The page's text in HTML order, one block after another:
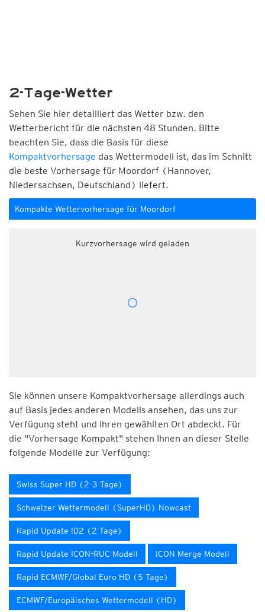
2-Tage-Wetter
Sehen Sie hier detailliert das Wetter bzw. den
Wetterbericht für die nächsten 48 Stunden. Bitte
beachten Sie, dass die Basis für diese
Kompaktvorhersage das Wettermodell ist, das im Schnitt
die beste Vorhersage für Moordorf (Hannover,
Niedersachsen, Deutschland) liefert.
Kompakte Wettervorhersage für Moordorf
Kurzvorhersage wird geladen
Sie können unsere Kompaktvorhersage allerdings auch
auf Basis jedes anderen Modells ansehen, das uns zur
Verfügung steht und Ihren gewählten Ort abdeckt. Für
die "Vorhersage Kompakt" stehen Ihnen an dieser Stelle
folgende Modelle zur Verfügung:
Swiss Super HD (2-3 Tage)
Schweizer Wettermodell (SuperHD) Nowcast
Rapid Update ID2 (2 Tage)
Rapid Update ICON-RUC Modell ICON Merge Modell
Rapid ECMWF/Global Euro HD (5 Tage)
ECMWF/Europäisches Wettermodell (HD)